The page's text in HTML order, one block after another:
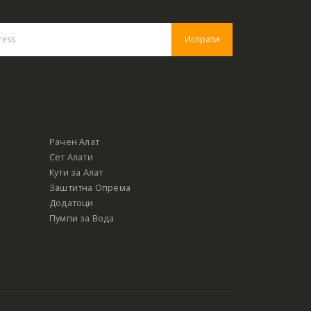
Рачен Алат
Сет Алати
Кути за Алат
Заштитна Опрема
Додатоци
Пумпи за Вода